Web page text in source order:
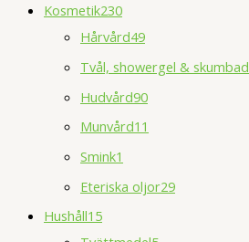
Kosmetik230
Hårvård49
Tvål, showergel & skumbad
Hudvård90
Munvård11
Smink1
Eteriska oljor29
Hushåll15